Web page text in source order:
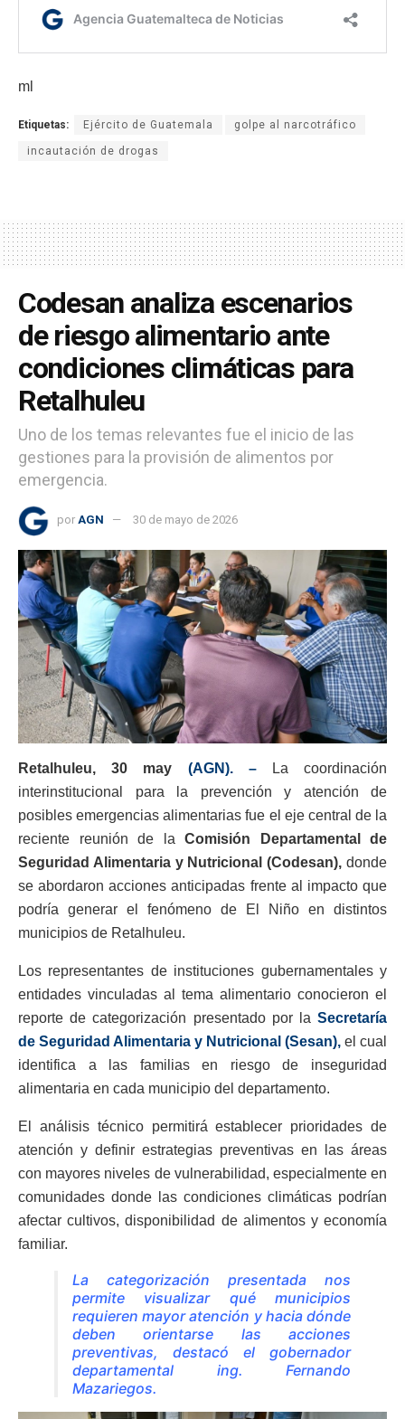
ml
Etiquetas: Ejército de Guatemala golpe al narcotráfico
incautación de drogas
Codesan analiza escenarios
de riesgo alimentario ante
condiciones climáticas para
Retalhuleu
Uno de los temas relevantes fue el inicio de las
gestiones para la provisión de alimentos por
emergencia.
por AGN 30 de mayo de 2026
Retalhuleu, 30 may (AGN). –La coordinación
interinstitucional para la prevención y atención de
posibles emergencias alimentarias fue el eje central de la
reciente reunión de la Comisión Departamental de
Seguridad Alimentaria y Nutricional (Codesan), donde
se abordaron acciones anticipadas frente al impacto que
podría generar el fenómeno de El Niño en distintos
municipios de Retalhuleu.
Los representantes de instituciones gubernamentales y
entidades vinculadas al tema alimentario conocieron el
reporte de categorización presentado por la Secretaría
de Seguridad Alimentaria y Nutricional (Sesan), el cual
identifica a las familias en riesgo de inseguridad
alimentaria en cada municipio del departamento.
El análisis técnico permitirá establecer prioridades de
atención y definir estrategias preventivas en las áreas
con mayores niveles de vulnerabilidad, especialmente en
comunidades donde las condiciones climáticas podrían
afectar cultivos, disponibilidad de alimentos y economía
familiar.
La categorización presentada nos
permite visualizar qué municipios
requieren mayor atención y hacia dónde
deben orientarse las acciones
preventivas, destacó el gobernador
departamental ing. Fernando
Mazariegos.